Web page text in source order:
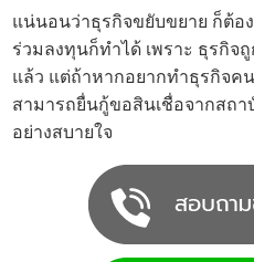
แน่นอนว่าธุรกิจขยับขยาย ก็ต้อ
ร่วมลงทุนก็ทำได้ เพราะ ธุรกิจ
แล้ว แต่ถ้าหากอยากทำธุรกิจค
สามารถยื่นกู้ขอสินเชื่อจากสถา
อย่างสบายใจ